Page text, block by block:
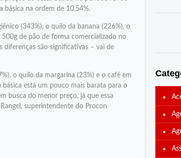
básica na ordem de 10,54%.
(343%), o quilo da banana (226%), o
de pão de forma comercializado no
diferenças são significativas – vai de
o quilo da margarina (23%) e o café em
básica está um pouco mais barata para o
busca do menor preço, já que essa
superintendente do Procon